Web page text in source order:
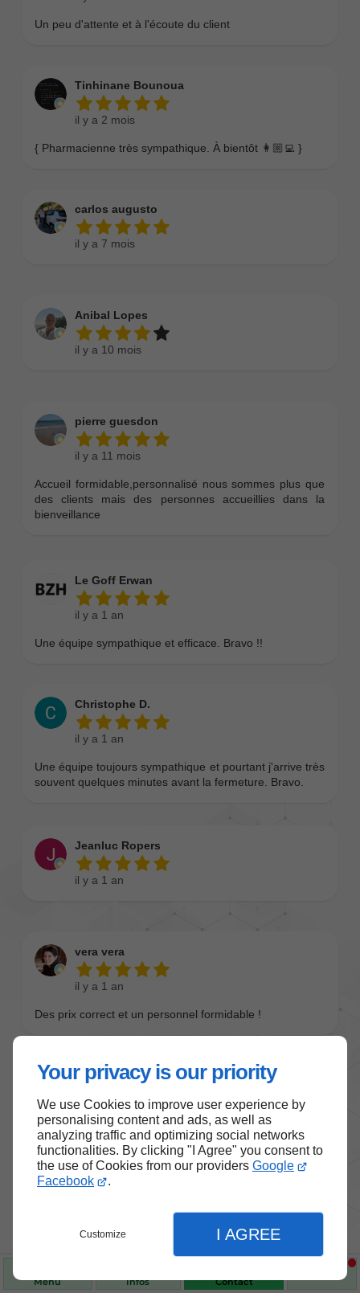
Your privacy is our priority
We use Cookies to improve user experience by
personalising content and ads, as well as
analyzing traffic and optimizing social networks
functionalities. By clicking "I Agree" you consent to
the use of Cookies from our providers Google
Facebook
.
Customize I AGREE
Menu Infos Contact
Nos produits de santé et de